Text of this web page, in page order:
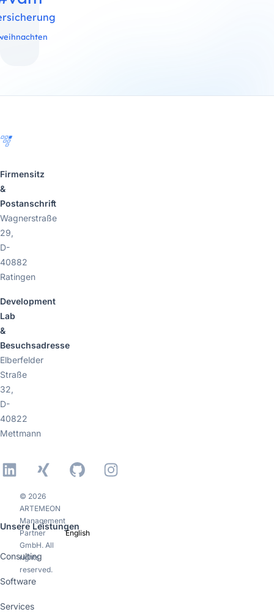
Firmensitz
&
Postanschrift
Wagnerstraße
29,
D-
40882
Ratingen
Development
Lab
&
Besuchsadresse
Elberfelder
Straße
32,
D-
40822
Mettmann
LinkedIn
Xing GitHubInstagram
Unsere Leistungen
Consulting
Software
Services
© 2026
ARTEMEON
Management
Partner
GmbH. All
rights
reserved.
English